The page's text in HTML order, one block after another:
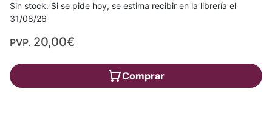
Sin stock. Si se pide hoy, se estima recibir en la librería el
31/08/26
PVP. 20,00€
Comprar